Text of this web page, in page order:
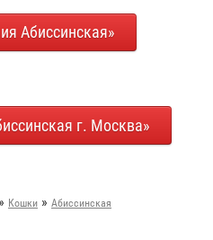
Абиссинская»
г. Москва»
» Кошки » Абиссинская